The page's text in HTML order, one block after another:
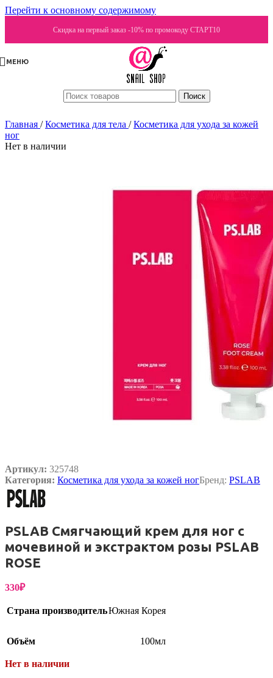
Перейти к основному содержимому
Скидка на первый заказ -10% по промокоду СТАРТ10
МЕНЮ
Поиск
Главная / Косметика для тела / Косметика для ухода за кожей
ног
Нет в наличии
Артикул: 325748
Категория: Косметика для ухода за кожей ногБренд: PSLAB
PSLAB Смягчающий крем для ног с
мочевиной и экстрактом розы PSLAB
ROSE
330₽
Страна производительЮжная Корея
Объём 100мл
Нет в наличии